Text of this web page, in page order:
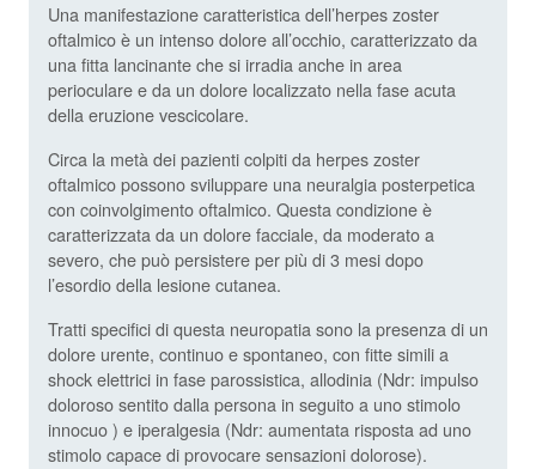
Una manifestazione caratteristica dell’herpes zoster
oftalmico è un intenso dolore all’occhio, caratterizzato da
una fitta lancinante che si irradia anche in area
perioculare e da un dolore localizzato nella fase acuta
della eruzione vescicolare.
Circa la metà dei pazienti colpiti da herpes zoster
oftalmico possono sviluppare una neuralgia posterpetica
con coinvolgimento oftalmico. Questa condizione è
caratterizzata da un dolore facciale, da moderato a
severo, che può persistere per più di 3 mesi dopo
l’esordio della lesione cutanea.
Tratti specifici di questa neuropatia sono la presenza di un
dolore urente, continuo e spontaneo, con fitte simili a
shock elettrici in fase parossistica, allodinia (Ndr: impulso
doloroso sentito dalla persona in seguito a uno stimolo
innocuo ) e iperalgesia (Ndr: aumentata risposta ad uno
stimolo capace di provocare sensazioni dolorose).